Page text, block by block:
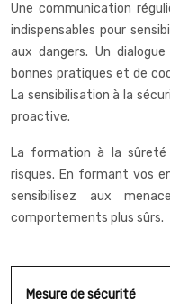
Une communication
indispensables pour
aux dangers. Un
bonnes pratiques et de
La sensibilisation à la
proactive.
La formation à la
risques. En formant vos
sensibilisez aux
comportements plus sûrs.
Mesure de sécurité